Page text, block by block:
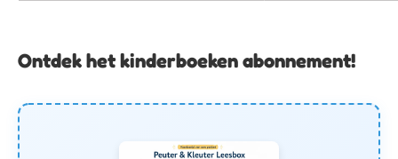
Ontdek het kinderboeken abonnement!